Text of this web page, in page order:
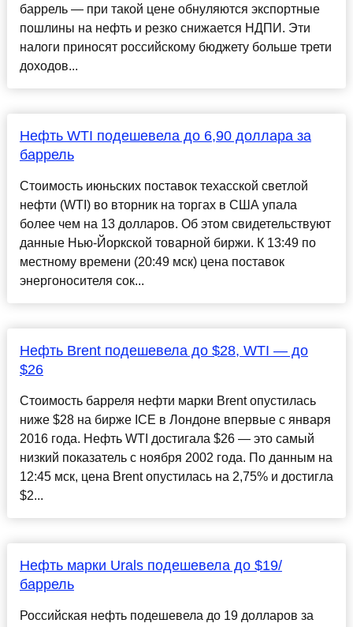
баррель — при такой цене обнуляются экспортные
пошлины на нефть и резко снижается НДПИ. Эти
налоги приносят российскому бюджету больше трети
доходов...
Нефть WTI подешевела до 6,90 доллара за
баррель
Стоимость июньских поставок техасской светлой
нефти (WTI) во вторник на торгах в США упала
более чем на 13 долларов. Об этом свидетельствуют
данные Нью-Йоркской товарной биржи. К 13:49 по
местному времени (20:49 мск) цена поставок
энергоносителя сок...
Нефть Brent подешевела до $28, WTI — до
$26
Стоимость барреля нефти марки Brent опустилась
ниже $28 на бирже ICE в Лондоне впервые с января
2016 года. Нефть WTI достигала $26 — это самый
низкий показатель с ноября 2002 года. По данным на
12:45 мск, цена Brent опустилась на 2,75% и достигла
$2...
Нефть марки Urals подешевела до $19/
баррель
Российская нефть подешевела до 19 долларов за